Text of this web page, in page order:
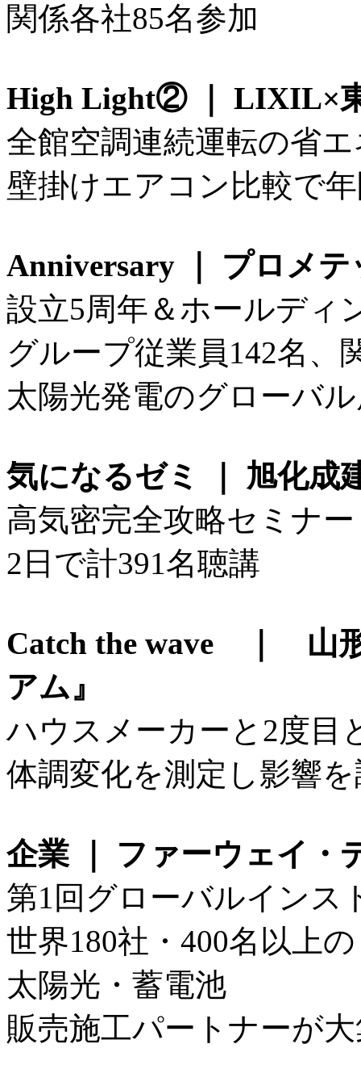
関係各社85名参加
High Light② ｜ LIXIL×
全館空調連続運転の省
壁掛けエアコン比較で
Anniversary ｜ プロメ
設立5周年＆ホールディ
グループ従業員142名、
太陽光発電のグローバ
気になるゼミ ｜ 旭化成
高気密完全攻略セミナー
2日で計391名聴講
Catch the wave ｜ 山
アム』
ハウスメーカーと2度目
体調変化を測定し影響
企業 ｜ ファーウェイ・
第1回グローバルインス
世界180社・400名以上の
太陽光・蓄電池
販売施工パートナーが